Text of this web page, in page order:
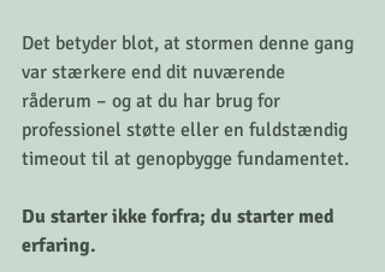
Det betyder blot, at stormen denne gang
var stærkere end dit nuværende
råderum – og at du har brug for
professionel støtte eller en fuldstændig
timeout til at genopbygge fundamentet.
Du starter ikke forfra; du starter med
erfaring.